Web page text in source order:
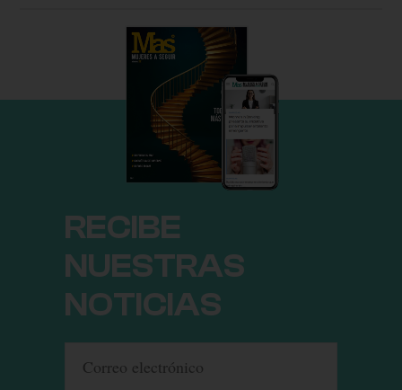
RECIBE
NUESTRAS
NOTICIAS